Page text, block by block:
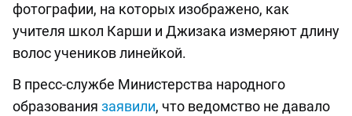
фотографии, на которых изображено, как
учителя школ Карши и Джизака измеряют длину
волос учеников линейкой.
В пресс-службе Министерства народного
образования заявили, что ведомство не давало